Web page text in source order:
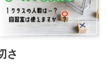
さ